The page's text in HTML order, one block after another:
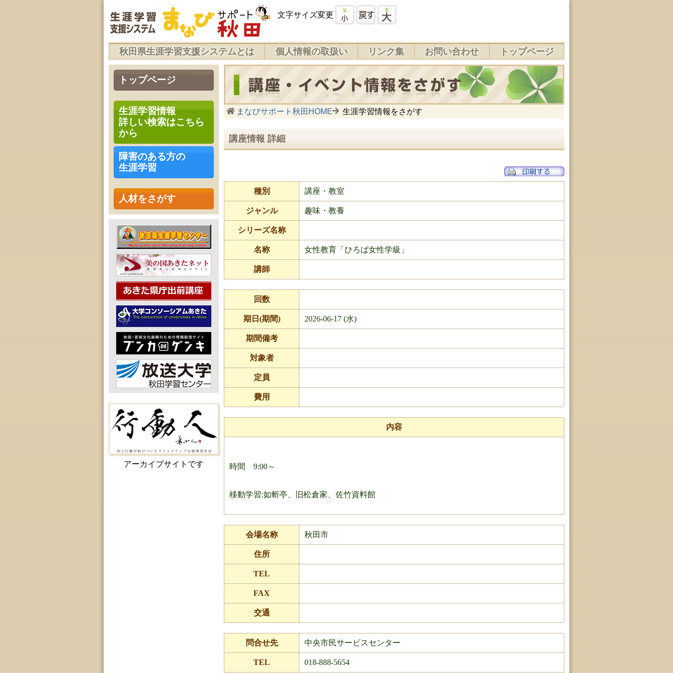
文字サイズ変更
秋田県生涯学習支援システムとは 個人情報の取扱い リンク集 お問い合わせ トップページ
トップページ
生涯学習情報
詳しい検索はこちら
から
障害のある方の
生涯学習
人材をさがす
アーカイブサイトです
まなびサポート秋田HOME 生涯学習情報をさがす
講座情報 詳細
種別 講座・教室
ジャンル 趣味・教養
シリーズ名称
名称 女性教育「ひろば女性学級」
講師
回数
期日(期間) 2026-06-17 (水)
期間備考
対象者
定員
費用
内容
時間 9:00～
移動学習:如斬亭、旧松倉家、佐竹資料館
会場名称 秋田市
住所
TEL
FAX
交通
問合せ先 中央市民サービスセンター
TEL 018-888-5654